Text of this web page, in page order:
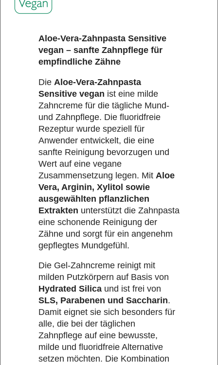
Aloe-Vera-Zahnpasta Sensitive
vegan – sanfte Zahnpflege für
empfindliche Zähne
Die Aloe-Vera-Zahnpasta
Sensitive vegan ist eine milde
Zahncreme für die tägliche Mund-
und Zahnpflege. Die fluoridfreie
Rezeptur wurde speziell für
Anwender entwickelt, die eine
sanfte Reinigung bevorzugen und
Wert auf eine vegane
Zusammensetzung legen. Mit Aloe
Vera, Arginin, Xylitol sowie
ausgewählten pflanzlichen
Extrakten unterstützt die Zahnpasta
eine schonende Reinigung der
Zähne und sorgt für ein angenehm
gepflegtes Mundgefühl.
Die Gel-Zahncreme reinigt mit
milden Putzkörpern auf Basis von
Hydrated Silica und ist frei von
SLS, Parabenen und Saccharin.
Damit eignet sie sich besonders für
alle, die bei der täglichen
Zahnpflege auf eine bewusste,
milde und fluoridfreie Alternative
setzen möchten. Die Kombination